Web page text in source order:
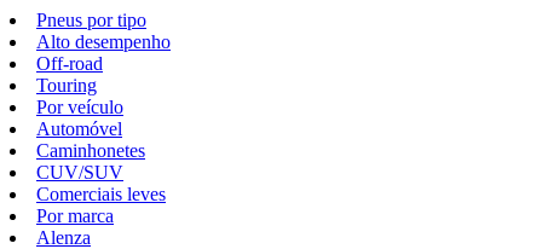
Pneus por tipo
Alto desempenho
Off-road
Touring
Por veículo
Automóvel
Caminhonetes
CUV/SUV
Comerciais leves
Por marca
Alenza